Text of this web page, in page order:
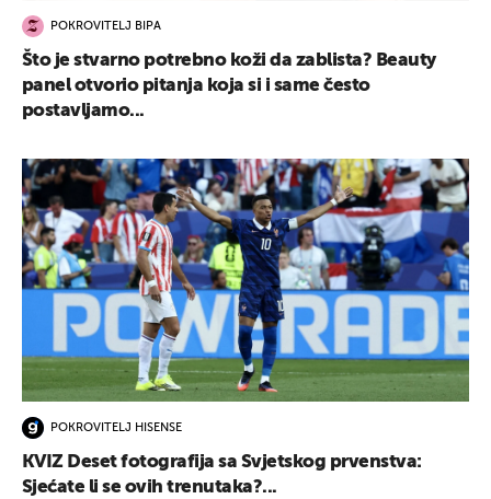
POKROVITELJ BIPA
Što je stvarno potrebno koži da zablista? Beauty
panel otvorio pitanja koja si i same često
postavljamo...
POKROVITELJ HISENSE
KVIZ Deset fotografija sa Svjetskog prvenstva:
Sjećate li se ovih trenutaka?...